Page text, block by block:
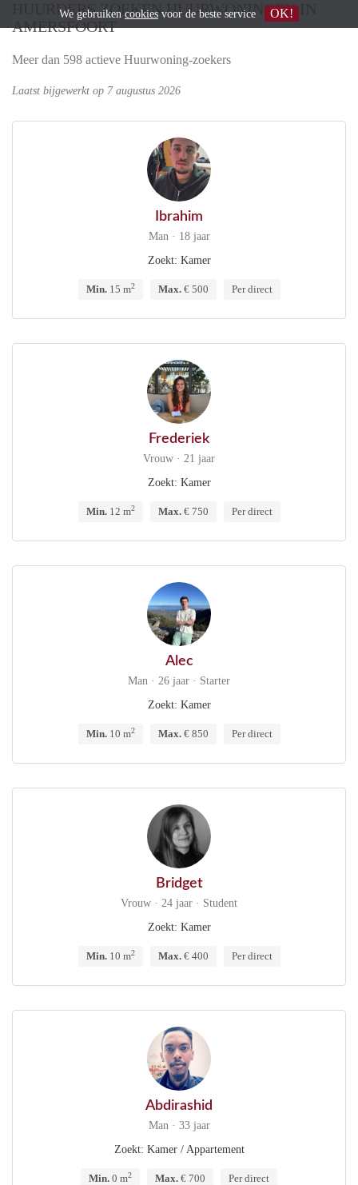
HUURDERS ZOEKEN HUURWONINGEN IN
AMERSFOORT
Meer dan 598 actieve Huurwoning-zoekers
Laatst bijgewerkt op 7 augustus 2026
Ibrahim
Man · 18 jaar
Zoekt: Kamer
Min.15 m2 Max.€ 500 Per direct
Frederiek
Vrouw · 21 jaar
Zoekt: Kamer
Min.12 m2 Max.€ 750 Per direct
Alec
Man · 26 jaar · Starter
Zoekt: Kamer
Min.10 m2 Max.€ 850 Per direct
Bridget
Vrouw · 24 jaar · Student
Zoekt: Kamer
Min.10 m2 Max.€ 400 Per direct
Abdirashid
Man · 33 jaar
Zoekt: Kamer / Appartement
Min. 0 m2 Max. € 700 Per direct
We gebruiken cookies voor de beste service OK!